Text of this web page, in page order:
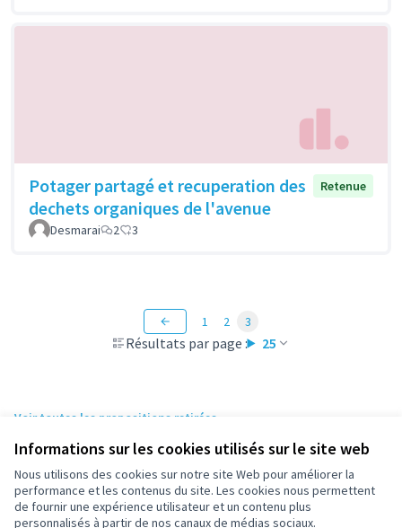
Informations sur les cookies utilisés sur le site web
Nous utilisons des cookies sur notre site Web pour améliorer la
performance et les contenus du site. Les cookies nous permettent
de fournir une expérience utilisateur et un contenu plus
personnalisés à partir de nos canaux de médias sociaux.
Potager partagé et recuperation des
dechets organiques de l'avenue
Retenue
Desmarai 2 3
Résultats par page : 25
1 2 3
Voir toutes les propositions retirées
Conditions d'utilisation
Paramètres des cookies
participez.nanterre.fr sur X
participez.nanterre.fr sur Facebook
participez.nanterre.fr sur Instagram
participez.nanterre.fr sur YouTube
participez.nanterre.fr sur GitHub